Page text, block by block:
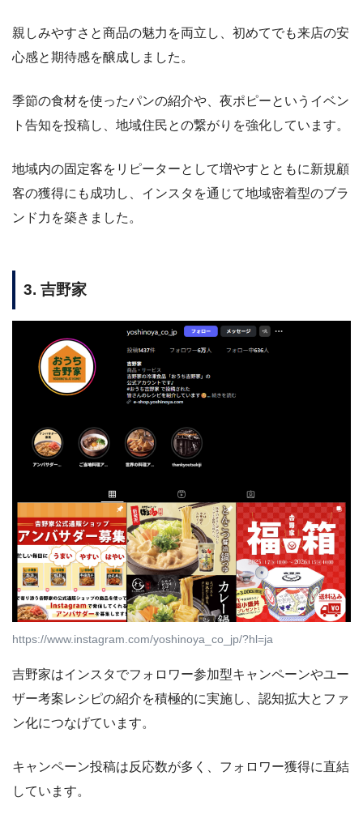
親しみやすさと商品の魅力を両立し、初めてでも来店の安
心感と期待感を醸成しました。
季節の食材を使ったパンの紹介や、夜ポピーというイベン
ト告知を投稿し、地域住民との繋がりを強化しています。
地域内の固定客をリピーターとして増やすとともに新規顧
客の獲得にも成功し、インスタを通じて地域密着型のブラ
ンド力を築きました。
3. 吉野家
https://www.instagram.com/yoshinoya_co_jp/?hl=ja
吉野家はインスタでフォロワー参加型キャンペーンやユー
ザー考案レシピの紹介を積極的に実施し、認知拡大とファ
ン化につなげています。
キャンペーン投稿は反応数が多く、フォロワー獲得に直結
しています。